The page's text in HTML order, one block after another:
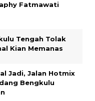
Fatmawati
Tengah Tolak
Kian Memanas
Jadi, Jalan Hotmix
Bengkulu